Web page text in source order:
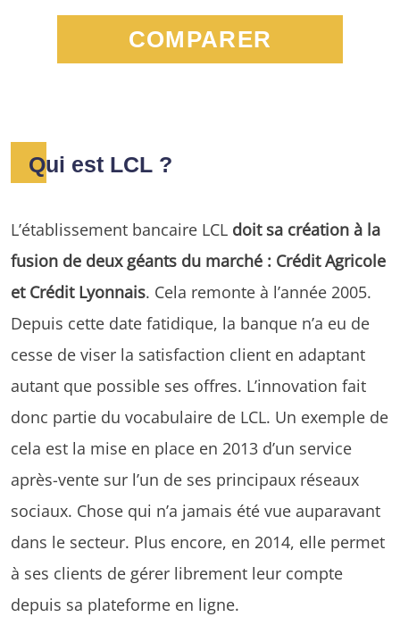
COMPARER
Qui est LCL ?
L’établissement bancaire LCL doit sa création à la
fusion de deux géants du marché : Crédit Agricole
et Crédit Lyonnais. Cela remonte à l’année 2005.
Depuis cette date fatidique, la banque n’a eu de
cesse de viser la satisfaction client en adaptant
autant que possible ses offres. L’innovation fait
donc partie du vocabulaire de LCL. Un exemple de
cela est la mise en place en 2013 d’un service
après-vente sur l’un de ses principaux réseaux
sociaux. Chose qui n’a jamais été vue auparavant
dans le secteur. Plus encore, en 2014, elle permet
à ses clients de gérer librement leur compte
depuis sa plateforme en ligne.